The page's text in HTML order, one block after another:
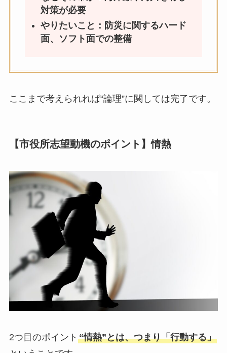
対策が必要
やりたいこと：防災に関するハード
面、ソフト面での整備
ここまで考えられれば“論理”に関しては完了です。
【市役所志望動機のポイント】情熱
2つ目のポイント “情熱”とは、つまり「行動する」